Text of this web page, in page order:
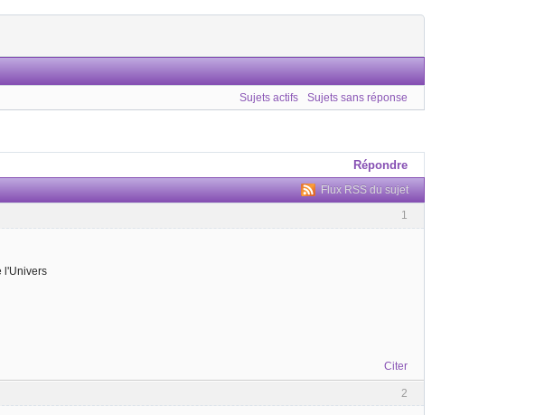
Sujets actifs Sujets sans réponse
Répondre
Flux RSS du sujet
1
l'Univers
Citer
2